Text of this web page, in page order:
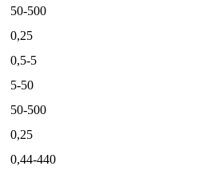
50-500
0,25
0,5-5
5-50
50-500
0,25
0,44-440